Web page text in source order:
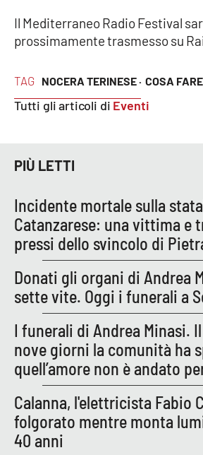
Venti di comunicazione
STREAMING
LaC TV
EDIZIONI
LOCALI
Crotone
Vibo Valentia
Reggio Calabria
Cosenza
Lamezia Terme
TAG NOCERA TERINESE · COSA
Tutti gli articoli di Eventi
Il Mediterraneo Radio Festival
prossimamente trasmesso su
PIÙ LETTI
Incidente mortale sulla
Catanzarese: una vittima e
pressi dello svincolo di
Donati gli organi di Andrea
sette vite. Oggi i funerali a
I funerali di Andrea Minasi.
nove giorni la comunità ha
quell’amore non è andato
Calanna, l'elettricista Fabio
folgorato mentre monta
40 anni